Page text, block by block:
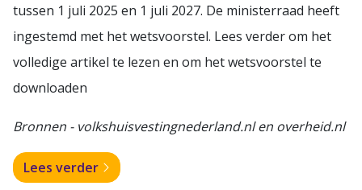
tussen 1 juli 2025 en 1 juli 2027. De ministerraad heeft
ingestemd met het wetsvoorstel. Lees verder om het
volledige artikel te lezen en om het wetsvoorstel te
downloaden
Bronnen - volkshuisvestingnederland.nl en overheid.nl
Lees verder